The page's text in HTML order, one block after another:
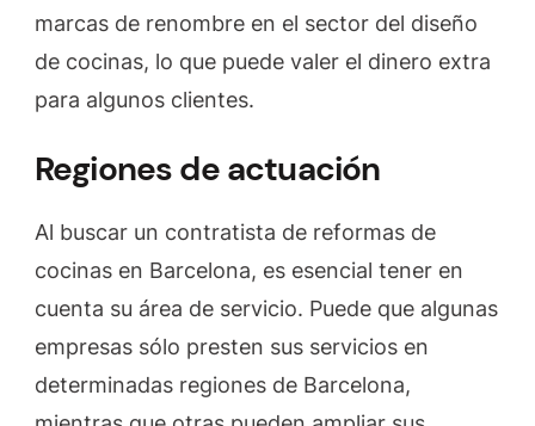
marcas de renombre en el sector del diseño
de cocinas, lo que puede valer el dinero extra
para algunos clientes.
Regiones de actuación
Al buscar un contratista de reformas de
cocinas en Barcelona, es esencial tener en
cuenta su área de servicio. Puede que algunas
empresas sólo presten sus servicios en
determinadas regiones de Barcelona,